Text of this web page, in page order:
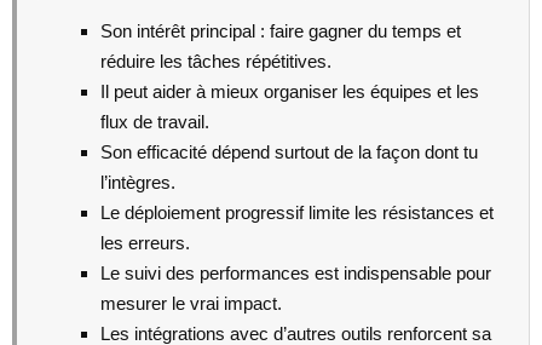
Son intérêt principal : faire gagner du temps et
réduire les tâches répétitives.
Il peut aider à mieux organiser les équipes et les
flux de travail.
Son efficacité dépend surtout de la façon dont tu
l’intègres.
Le déploiement progressif limite les résistances et
les erreurs.
Le suivi des performances est indispensable pour
mesurer le vrai impact.
Les intégrations avec d’autres outils renforcent sa